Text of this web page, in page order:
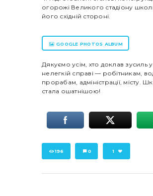
огорожі Великого стадіону
його східній стороні.
GOOGLE PHOTOS ALBUM
Дякуємо усім, хто доклав зусиль у
нелегкій справі — робітникам,
прорабам, адміністрації, місту.
стала ошатнішою!
196 0 1